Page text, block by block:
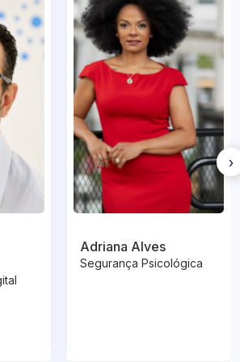
Adriana Alves
Segurança Psicológica
›